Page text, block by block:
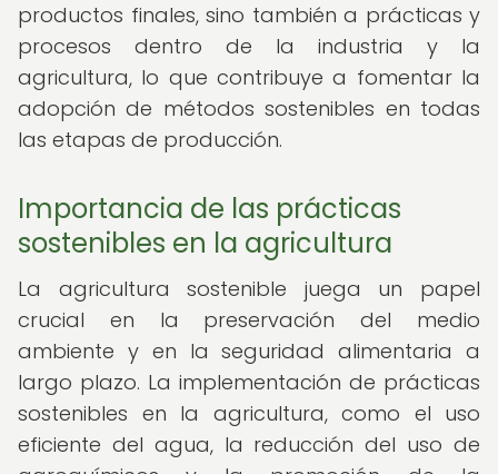
productos finales, sino también a prácticas y
procesos dentro de la industria y la
agricultura, lo que contribuye a fomentar la
adopción de métodos sostenibles en todas
las etapas de producción.
Importancia de las prácticas
sostenibles en la agricultura
La agricultura sostenible juega un papel
crucial en la preservación del medio
ambiente y en la seguridad alimentaria a
largo plazo. La implementación de prácticas
sostenibles en la agricultura, como el uso
eficiente del agua, la reducción del uso de